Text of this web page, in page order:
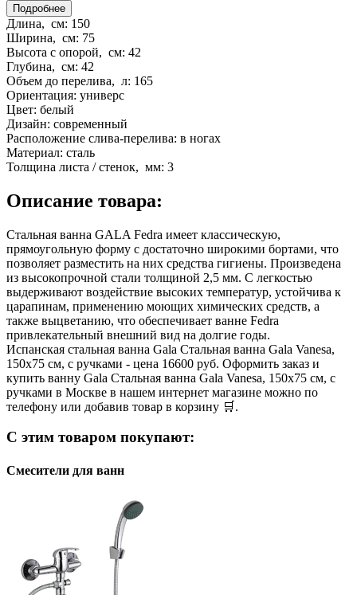
Подробнее
Длина, см: 150
Ширина, см: 75
Высота с опорой, см: 42
Глубина, см: 42
Объем до перелива, л: 165
Ориентация: универс
Цвет: белый
Дизайн: современный
Расположение слива-перелива: в ногах
Материал: сталь
Толщина листа / стенок, мм: 3
Описание товара:
Стальная ванна GALA Fedra имеет классическую,
прямоугольную форму с достаточно широкими бортами, что
позволяет разместить на них средства гигиены. Произведена
из высокопрочной стали толщиной 2,5 мм. С легкостью
выдерживают воздействие высоких температур, устойчива к
царапинам, применению моющих химических средств, а
также выцветанию, что обеспечивает ванне Fedra
привлекательный внешний вид на долгие годы.
Испанская стальная ванна Gala Стальная ванна Gala Vanesa,
150x75 см, с ручками - цена 16600 руб. Оформить заказ и
купить ванну Gala Стальная ванна Gala Vanesa, 150x75 см, с
ручками в Москве в нашем интернет магазине можно по
телефону или добавив товар в корзину 🛒.
С этим товаром покупают:
Смесители для ванн